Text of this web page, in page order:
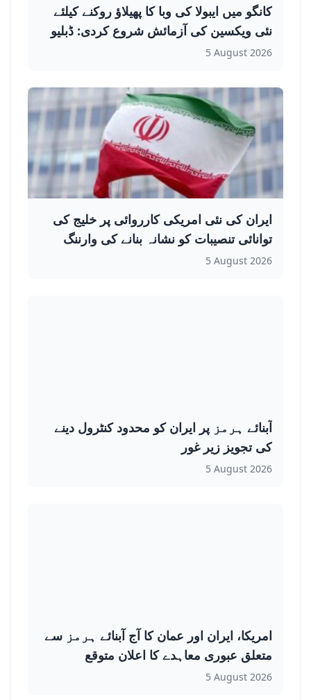
کانگو میں ایبولا کی وبا کا پھیلاؤ روکنے کیلئے
نئی ویکسین کی آزمائش شروع کردی: ڈبلیو
ایچ او
5 August 2026
ایران کی نئی امریکی کارروائی پر خلیج کی
توانائی تنصیبات کو نشانہ بنانے کی وارننگ
5 August 2026
آبنائے ہرمز پر ایران کو محدود کنٹرول دینے
کی تجویز زیر غور
5 August 2026
امریکا، ایران اور عمان کا آج آبنائے ہرمز سے
متعلق عبوری معاہدے کا اعلان متوقع
5 August 2026